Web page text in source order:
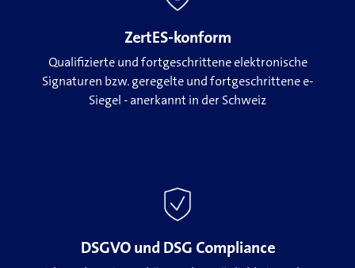
ZertES-konform
Qualifizierte und fortgeschrittene elektronische
Signaturen bzw. geregelte und fortgeschrittene e-
Siegel - anerkannt in der Schweiz
DSGVO und DSG Compliance